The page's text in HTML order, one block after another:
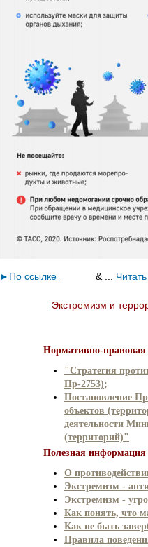
►По ссылке & ...
Экстремизм и
Нормативно-правовая
"Стратегия
Пр-2753);
Постановление
объектов
деятельности
(территорий)"
Полезная информация
О
Экстремизм -
Экстремизм -
Как понять, что
Как не быть
Правила